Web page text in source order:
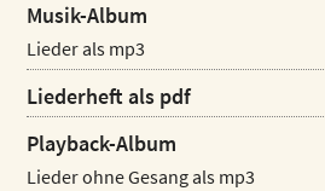
Musik-Album
Lieder als mp3
Liederheft als pdf
Playback-Album
Lieder ohne Gesang als mp3